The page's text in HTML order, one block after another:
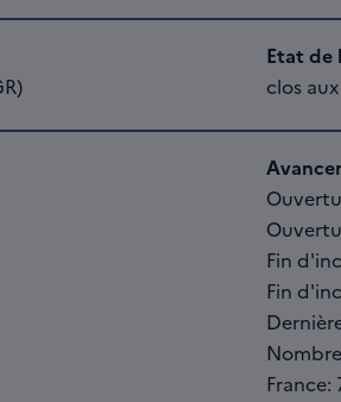
Etat de
clos
Fin
Fin
France: